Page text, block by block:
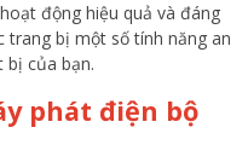
động hiệu quả và đáng
trang bị một số tính năng an
bị của bạn.
phát điện bộ